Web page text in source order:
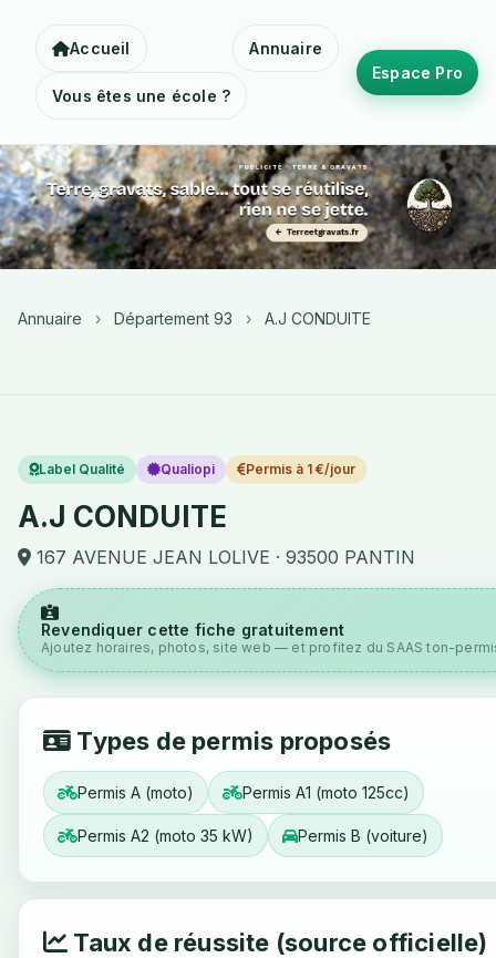
Accueil Annuaire
Vous êtes une école ?
Espace Pro
Annuaire › Département 93 › A.J CONDUITE
Label Qualité Qualiopi Permis à 1 €/jour
A.J CONDUITE
167 AVENUE JEAN LOLIVE · 93500 PANTIN
Revendiquer cette fiche gratuitement
Ajoutez horaires, photos, site web — et profitez du SAAS ton-
Types de permis proposés
Permis A (moto) Permis A1 (moto 125cc)
Permis A2 (moto 35 kW) Permis B (voiture)
Taux de réussite (source officielle)